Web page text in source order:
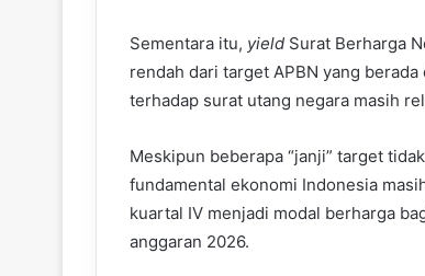
Sementara itu, yield Surat Berharga
rendah dari target APBN yang
terhadap surat utang negara masih
Meskipun beberapa “janji” target
fundamental ekonomi Indonesia
kuartal IV menjadi modal berharga
anggaran 2026.